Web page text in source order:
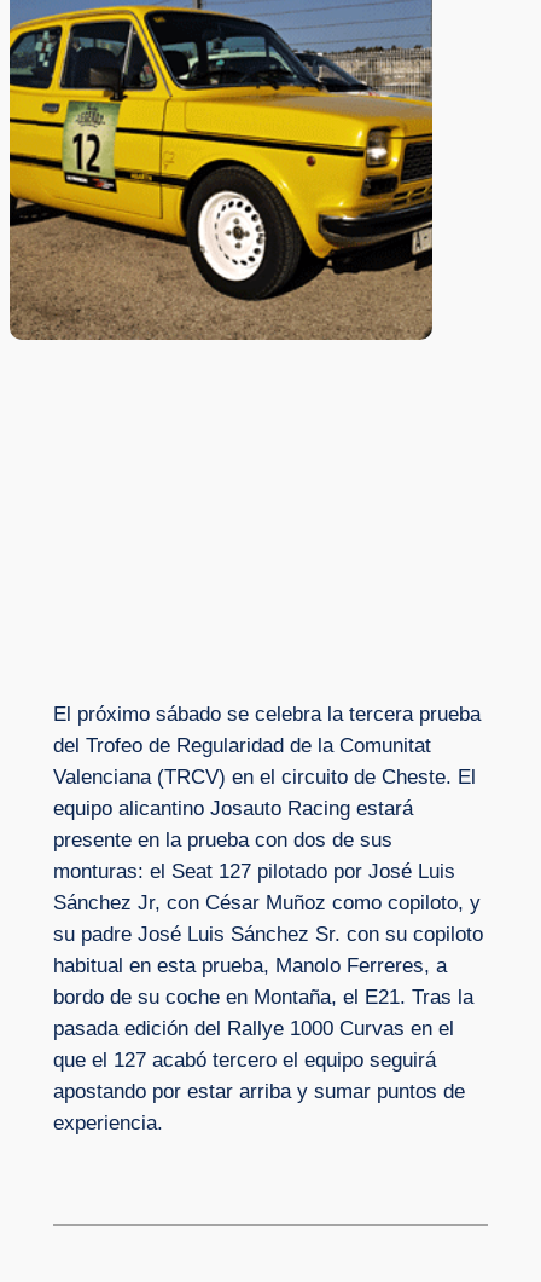
El próximo sábado se celebra la tercera prueba
del Trofeo de Regularidad de la Comunitat
Valenciana (TRCV) en el circuito de Cheste. El
equipo alicantino Josauto Racing estará
presente en la prueba con dos de sus
monturas: el Seat 127 pilotado por José Luis
Sánchez Jr, con César Muñoz como copiloto, y
su padre José Luis Sánchez Sr. con su copiloto
habitual en esta prueba, Manolo Ferreres, a
bordo de su coche en Montaña, el E21. Tras la
pasada edición del Rallye 1000 Curvas en el
que el 127 acabó tercero el equipo seguirá
apostando por estar arriba y sumar puntos de
experiencia.